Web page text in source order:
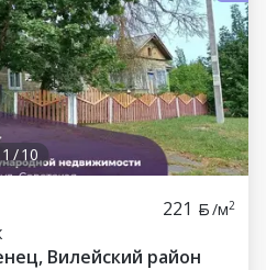
1 /10
221 /м2
Вилейский район